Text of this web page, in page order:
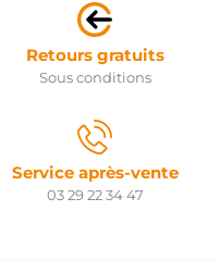
Retours gratuits
Sous conditions
Service après-vente
03 29 22 34 47